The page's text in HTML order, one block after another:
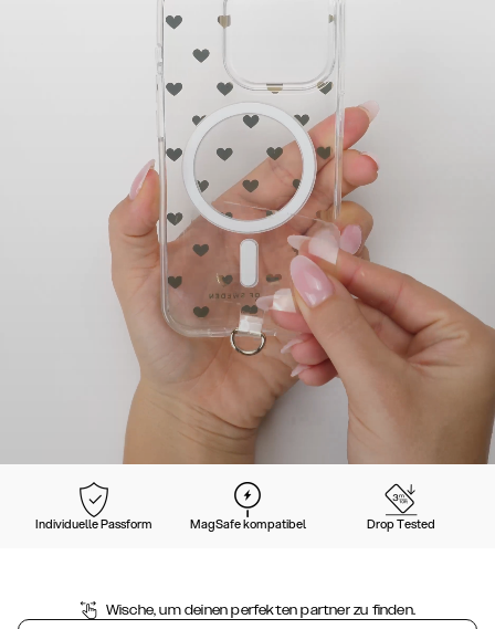
Individuelle Passform MagSafe kompatibel Drop Tested
Wische, um deinen perfekten partner zu finden.